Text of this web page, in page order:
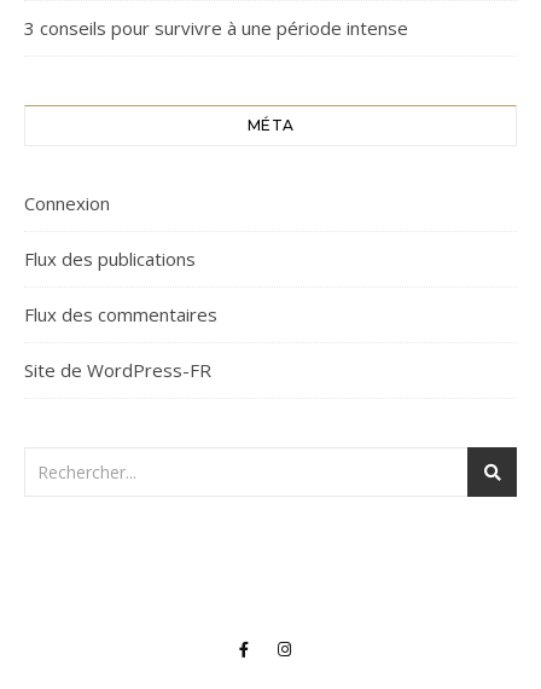
3 conseils pour survivre à une période intense
MÉTA
Connexion
Flux des publications
Flux des commentaires
Site de WordPress-FR